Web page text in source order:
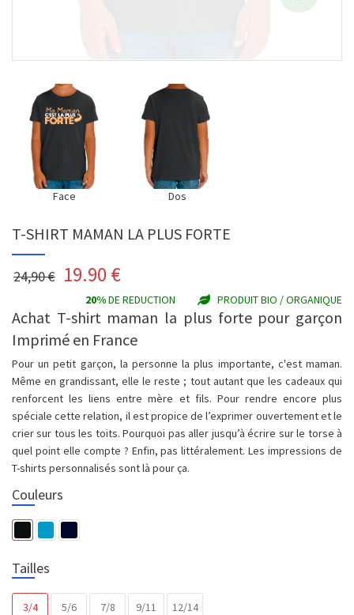
Face Dos
T-SHIRT MAMAN LA PLUS FORTE
24,90 € 19.90 €
20%DE REDUCTION PRODUIT BIO / ORGANIQUE
Achat T-shirt maman la plus forte pour garçon
Imprimé en France
Pour un petit garçon, la personne la plus importante, c'est maman.
Même en grandissant, elle le reste ; tout autant que les cadeaux qui
renforcent les liens entre mère et fils. Pour rendre encore plus
spéciale cette relation, il est propice de l’exprimer ouvertement et le
crier sur tous les toits. Pourquoi pas aller jusqu’à écrire sur le torse à
quel point elle compte ? Enfin, pas littéralement. Les impressions de
T-shirts personnalisés sont là pour ça.
Couleurs
Tailles
3/4
5/6
7/8
9/11
12/14